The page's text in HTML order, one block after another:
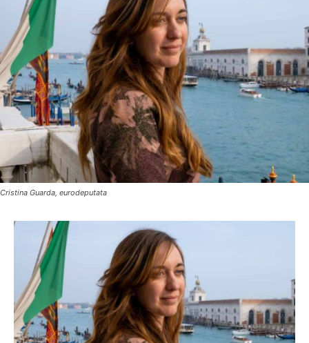
Cristina Guarda, eurodeputata